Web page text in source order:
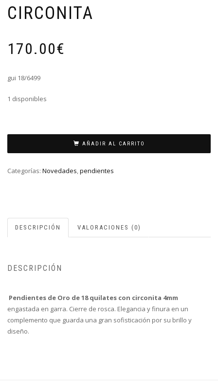
CIRCONITA
170.00€
gui 18/6499
1 disponibles
CIRCONITA
AÑADIR AL CARRITO
Categorías: Novedades,pendientes
DESCRIPCIÓN VALORACIONES (0)
DESCRIPCIÓN
Pendientes de Oro de 18 quilates con circonita 4mm
engastada en garra. Cierre de rosca. Elegancia y finura en un
complemento que guarda una gran sofisticación por su brillo y
diseño.